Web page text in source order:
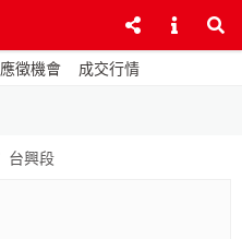
應徵機會 成交行情
台興段